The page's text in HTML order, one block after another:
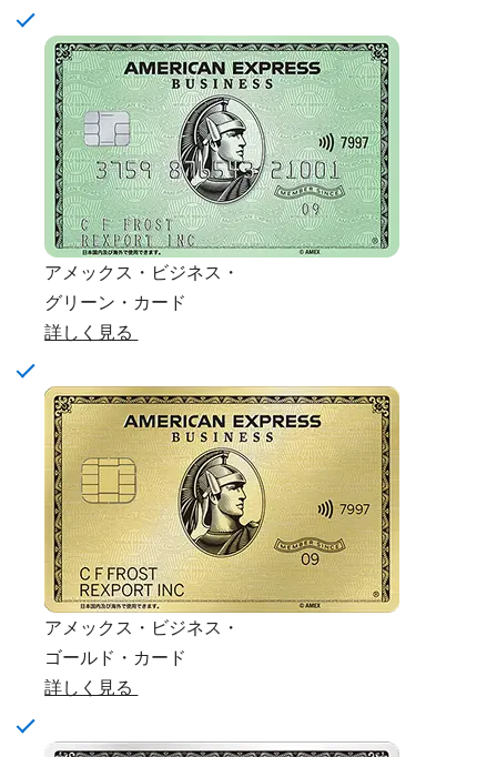
アメックス・ビジネス・
グリーン・カード
詳しく見る
アメックス・ビジネス・
ゴールド・カード
詳しく見る